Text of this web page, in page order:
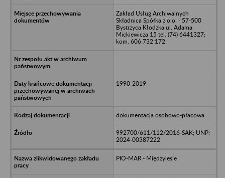
Zakład Usług Archiwalnych
Składnica Spółka z o.o. - 57-500
Bystrzyca Kłodzka ul. Adama
Mickiewicza 15 tel. (74) 6441327;
kom. 606 732 172
1990-2019
dokumentacja osobowo-płacowa
992700/611/112/2016-SAK; UNP:
2024-00387222
PIO-MAR - Międzylesie